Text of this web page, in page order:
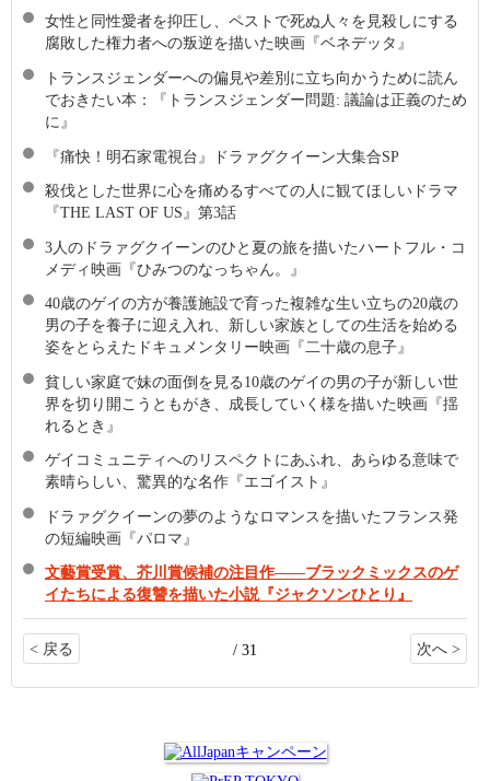
女性と同性愛者を抑圧し、ペストで死ぬ人々を見殺しにする
腐敗した権力者への叛逆を描いた映画『ベネデッタ』
トランスジェンダーへの偏見や差別に立ち向かうために読ん
でおきたい本：『トランスジェンダー問題: 議論は正義のため
に』
『痛快！明石家電視台』ドラァグクイーン大集合SP
殺伐とした世界に心を痛めるすべての人に観てほしいドラマ
『THE LAST OF US』第3話
3人のドラァグクイーンのひと夏の旅を描いたハートフル・コ
メディ映画『ひみつのなっちゃん。』
40歳のゲイの方が養護施設で育った複雑な生い立ちの20歳の
男の子を養子に迎え入れ、新しい家族としての生活を始める
姿をとらえたドキュメンタリー映画『二十歳の息子』
貧しい家庭で妹の面倒を見る10歳のゲイの男の子が新しい世
界を切り開こうともがき、成長していく様を描いた映画『揺
れるとき』
ゲイコミュニティへのリスペクトにあふれ、あらゆる意味で
素晴らしい、驚異的な名作『エゴイスト』
ドラァグクイーンの夢のようなロマンスを描いたフランス発
の短編映画『パロマ』
文藝賞受賞、芥川賞候補の注目作――ブラックミックスのゲ
イたちによる復讐を描いた小説『ジャクソンひとり』
< 戻る / 31 次へ >